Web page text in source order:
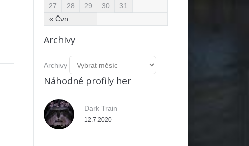
« Čvn
27
28 29 30 31
Archivy
Archivy
Náhodné profily her
Dark Train
12.7.2020